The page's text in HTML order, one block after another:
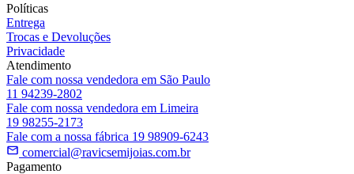
Políticas
Entrega
Trocas e Devoluções
Privacidade
Atendimento
Fale com nossa vendedora em São Paulo
11 94239-2802
Fale com nossa vendedora em Limeira
19 98255-2173
Fale com a nossa fábrica 19 98909-6243
comercial@ravicsemijoias.com.br
Pagamento